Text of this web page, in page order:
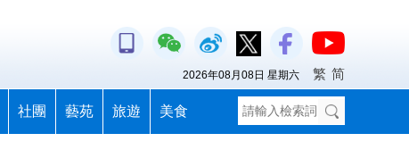
社團 藝苑 旅遊 美食
2026年08月08日 星期六 繁 简